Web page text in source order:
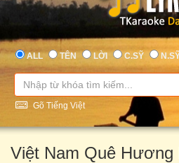
ALL TÊN LỜI C.SỸ
Gõ Tiếng Việt
Việt Nam Quê Hương